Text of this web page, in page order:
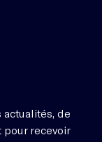
actualités, de
pour recevoir